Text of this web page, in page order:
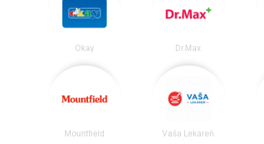
Okay Dr.Max
Mountfield Vaša Lekáreň